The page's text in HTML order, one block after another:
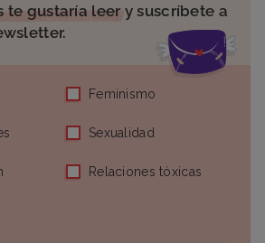
te gustaría leer y suscríbete a
Feminismo
Sexualidad
Relaciones tóxicas